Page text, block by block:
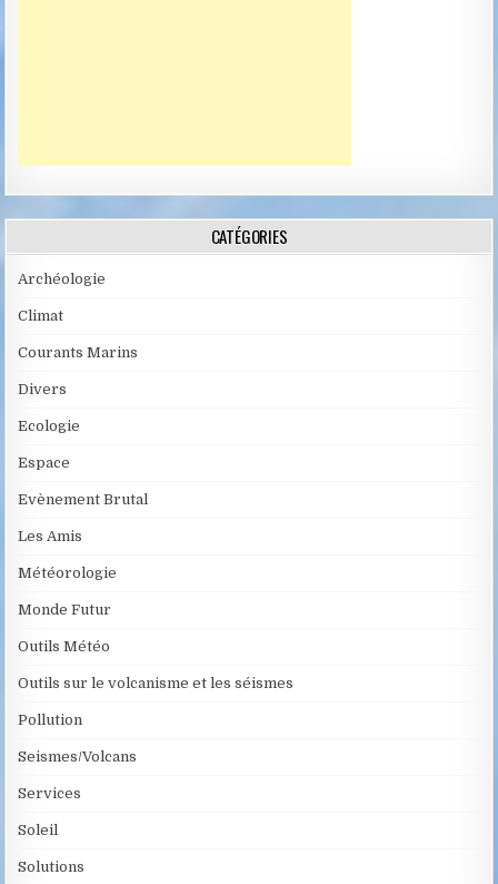
CATÉGORIES
Archéologie
Climat
Courants Marins
Divers
Ecologie
Espace
Evènement Brutal
Les Amis
Météorologie
Monde Futur
Outils Météo
Outils sur le volcanisme et les séismes
Pollution
Seismes/Volcans
Services
Soleil
Solutions